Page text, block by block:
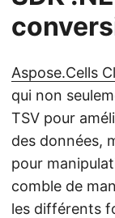
Aspose.Cells
qui non
TSV pour
des données,
pour
comble de
les différents